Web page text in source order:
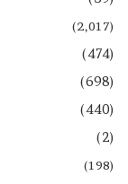
(2,017)
(474)
(698)
(440)
(2)
(198)